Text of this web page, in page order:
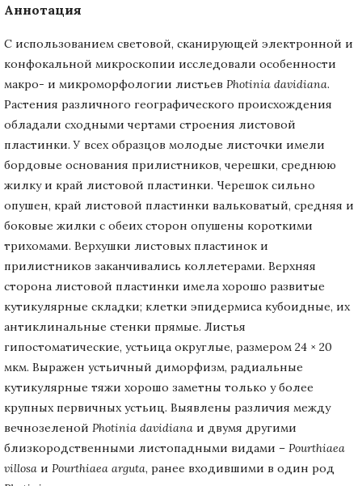
Аннотация
С использованием световой, сканирующей электронной и
конфокальной микроскопии исследовали особенности
макро- и микроморфологии листьев Photinia davidiana.
Растения различного географического происхождения
обладали сходными чертами строения листовой
пластинки. У всех образцов молодые листочки имели
бордовые основания прилистников, черешки, среднюю
жилку и край листовой пластинки. Черешок сильно
опушен, край листовой пластинки вальковатый, средняя и
боковые жилки с обеих сторон опушены короткими
трихомами. Верхушки листовых пластинок и
прилистников заканчивались коллетерами. Верхняя
сторона листовой пластинки имела хорошо развитые
кутикулярные складки; клетки эпидермиса кубоидные, их
антиклинальные стенки прямые. Листья
гипостоматические, устьица округлые, размером 24 × 20
мкм. Выражен устьичный диморфизм, радиальные
кутикулярные тяжи хорошо заметны только у более
крупных первичных устьиц. Выявлены различия между
вечнозеленой Photinia davidiana и двумя другими
близкородственными листопадными видами – Pourthiaea
villosa и Pourthiaea arguta, ранее входившими в один род